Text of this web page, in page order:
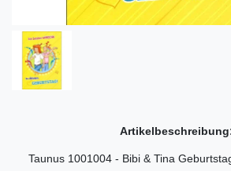
Taunus 1001004 - Bibi & Tina